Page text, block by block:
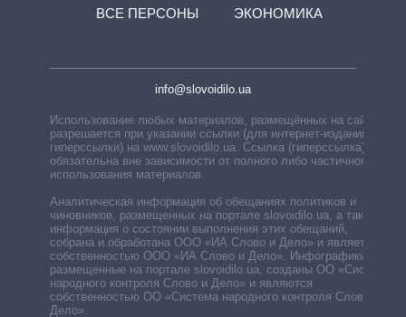
ВСЕ ПЕРСОНЫ
ЭКОНОМИКА
info@slovoidilo.ua
Использование любых материалов, размещённых на сайте,
разрешается при указании ссылки (для интернет-изданий —
гиперссылки) на www.slovoidilo.ua. Ссылка (гиперссылка)
обязательна вне зависимости от полного либо частичного
использования материалов.
Аналитическая информация об обещаниях политиков и
чиновников, размещенных на портале slovoidilo.ua, а также
информация о состоянии выполнения этих обещаний,
собрана и обработана ООО «ИА Слово и Дело» и является
собственностью ООО «ИА Слово и Дело». Инфографики,
размещенные на портале slovoidilo.ua, созданы ОО «Система
народного контроля Слово и Дело» и являются
собственностью ОО «Система народного контроля Слово и
Дело».